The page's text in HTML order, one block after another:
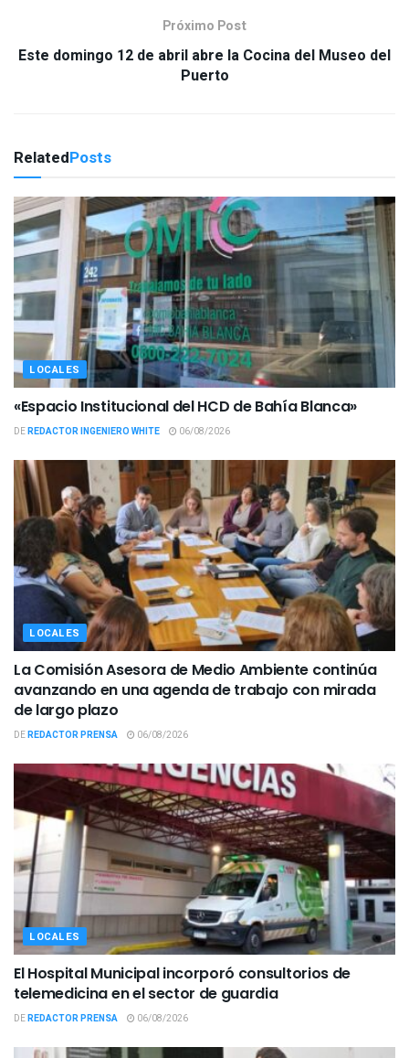
Próximo Post
Este domingo 12 de abril abre la Cocina del Museo del
Puerto
RelatedPosts
LOCALES
«Espacio Institucional del HCD de Bahía Blanca»
DEREDACTOR INGENIERO WHITE 06/08/2026
LOCALES
La Comisión Asesora de Medio Ambiente continúa
avanzando en una agenda de trabajo con mirada
de largo plazo
DEREDACTOR PRENSA 06/08/2026
LOCALES
El Hospital Municipal incorporó consultorios de
telemedicina en el sector de guardia
DEREDACTOR PRENSA 06/08/2026